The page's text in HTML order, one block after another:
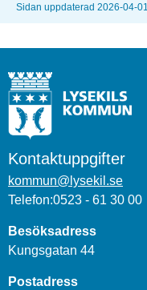
Sidan uppdaterad 2026-04-01
Kontaktuppgifter
kommun@lysekil.se
Telefon:0523 - 61 30 00
Besöksadress
Kungsgatan 44
Postadress